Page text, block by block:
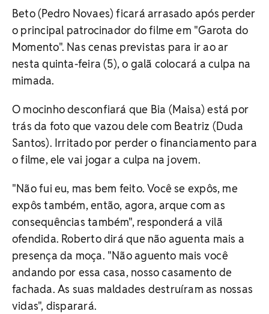
Beto (Pedro Novaes) ficará arrasado após perder
o principal patrocinador do filme em "Garota do
Momento". Nas cenas previstas para ir ao ar
nesta quinta-feira (5), o galã colocará a culpa na
mimada.
O mocinho desconfiará que Bia (Maisa) está por
trás da foto que vazou dele com Beatriz (Duda
Santos). Irritado por perder o financiamento para
o filme, ele vai jogar a culpa na jovem.
"Não fui eu, mas bem feito. Você se expôs, me
expôs também, então, agora, arque com as
consequências também", responderá a vilã
ofendida. Roberto dirá que não aguenta mais a
presença da moça. "Não aguento mais você
andando por essa casa, nosso casamento de
fachada. As suas maldades destruíram as nossas
vidas", disparará.